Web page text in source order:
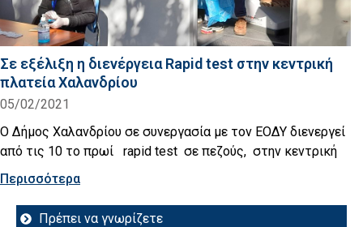
Σε εξέλιξη η διενέργεια Rapid test στην κεντρική
πλατεία Χαλανδρίου
05/02/2021
Ο Δήμος Χαλανδρίου σε συνεργασία με τον ΕΟΔΥ διενεργεί
από τις 10 το πρωί rapid test σε πεζούς, στην κεντρική
Περισσότερα
Πρέπει να γνωρίζετε